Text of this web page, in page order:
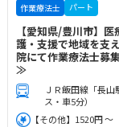
作業療法士 パート
【愛知県/豊川市】医
護・支援で地域を支
院にて作業療法士募
≫
ＪＲ飯田線「長山
ス・車5分）
【その他】1520円 ～